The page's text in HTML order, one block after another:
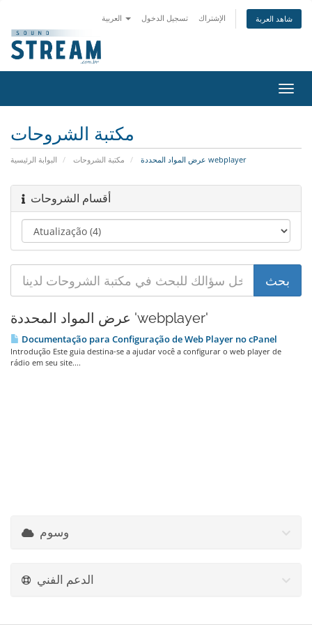
تسجيل الدخول الإشتراك شاهد العربة
تبديل
التنقل
مكتبة الشروحات
البوابة الرئيسية مكتبة الشروحات عرض المواد المحددة webplayer
أقسام الشروحات
عرض المواد المحددة 'webplayer'
Documentação para Configuração de Web Player no cPanel
Introdução Este guia destina-se a ajudar você a configurar o web player de
rádio em seu site....
وسوم
الدعم الفني